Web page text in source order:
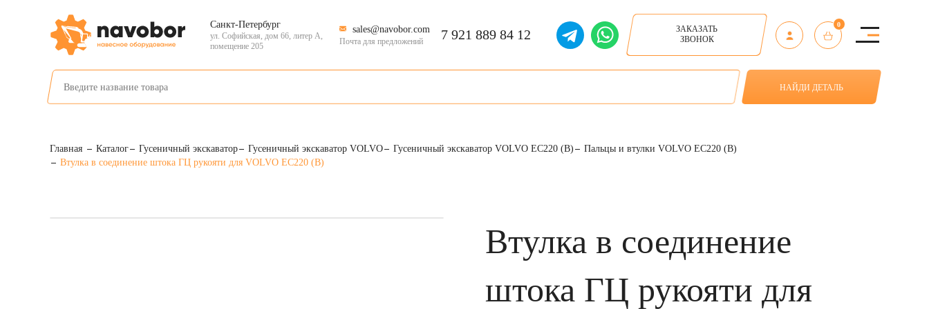
Санкт-Петербург
ул. Софийская, дом 66, литер А,
помещение 205
sales@navobor.com
Почта для предложений 7 921 889 84 12
ЗАКАЗАТЬ
ЗВОНОК
0
НАЙДИ ДЕТАЛЬ
Главная Каталог Гусеничный экскаватор Гусеничный экскаватор VOLVO Гусеничный экскаватор VOLVO EC220 (B)
Пальцы и втулки VOLVO EC220 (B)
Втулка в соединение штока ГЦ рукояти для VOLVO EC220 (B)
Втулка в соединение
штока ГЦ рукояти для